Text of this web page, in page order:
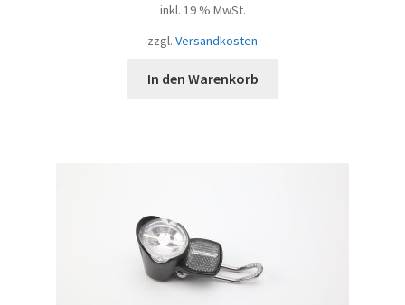
inkl. 19 % MwSt.
zzgl. Versandkosten
In den Warenkorb